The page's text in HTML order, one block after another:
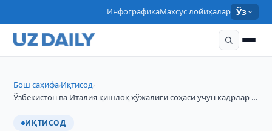
ИнфографикаМахсус лойиҳалар Ўз
Бош саҳифа›Иқтисод›
Ўзбекистон ва Италия қишлоқ хўжалиги соҳаси учун кадрлар …
ИҚТИСОД